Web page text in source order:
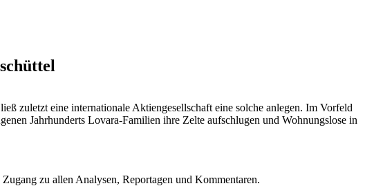
zuletzt eine internationale Aktiengesellschaft eine solche anlegen. Im Vorfeld
Jahrhunderts Lovara-Familien ihre Zelte aufschlugen und Wohnungslose in
zu allen Analysen, Reportagen und Kommentaren.